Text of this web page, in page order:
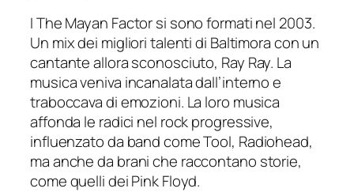
I The Mayan Factor si sono formati nel 2003.
Un mix dei migliori talenti di Baltimora con un
cantante allora sconosciuto, Ray Ray. La
musica veniva incanalata dall’interno e
traboccava di emozioni. La loro musica
affonda le radici nel rock progressive,
influenzato da band come Tool, Radiohead,
ma anche da brani che raccontano storie,
come quelli dei Pink Floyd.